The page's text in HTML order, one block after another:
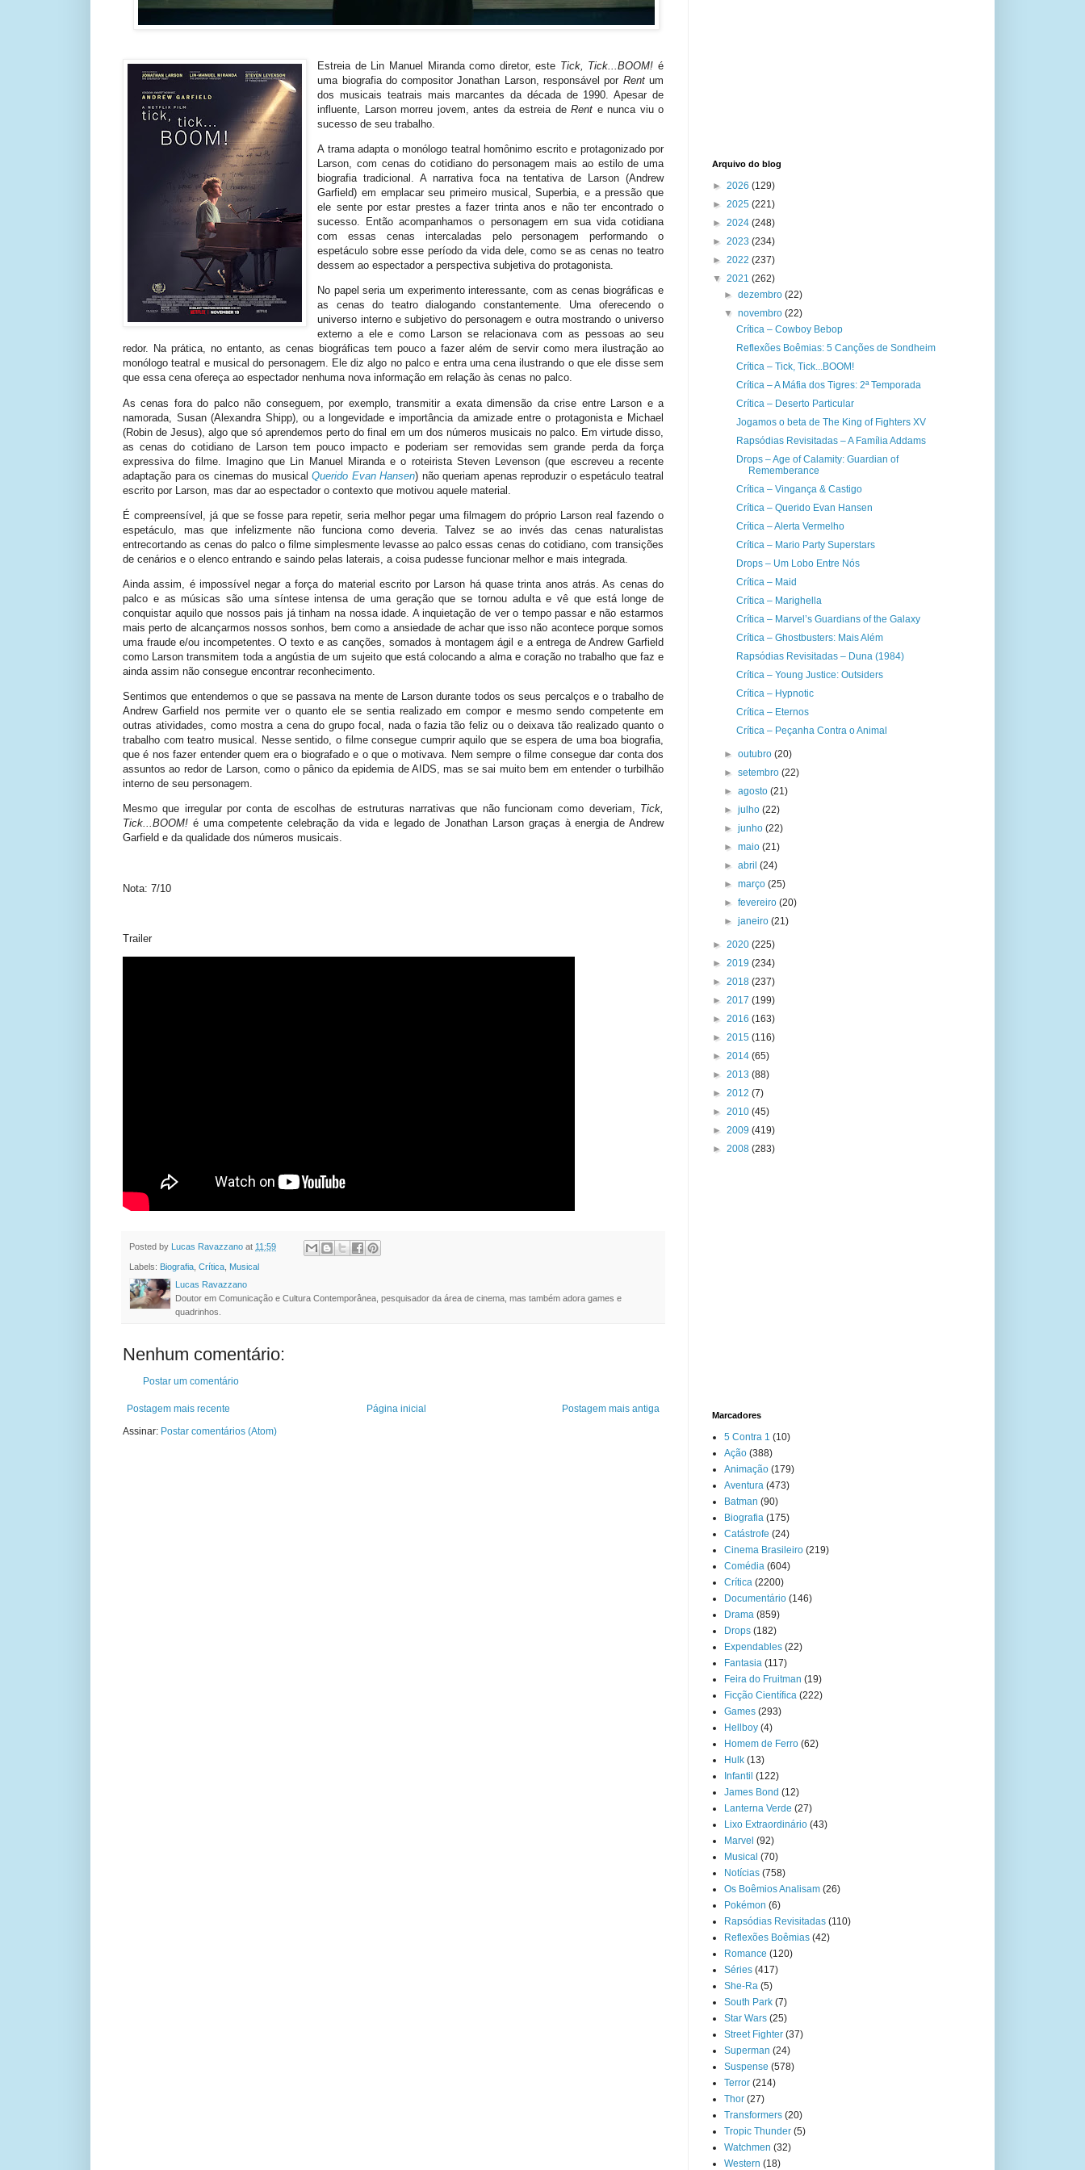
Estreia de Lin Manuel Miranda como diretor, este Tick, Tick...BOOM! é
uma biografia do compositor Jonathan Larson, responsável por Rentum
dos musicais teatrais mais marcantes da década de 1990. Apesar de
influente, Larson morreu jovem, antes da estreia deRent e nunca viu o
sucesso de seu trabalho.
A trama adapta o monólogo teatral homônimo escrito e protagonizado por
Larson, com cenas do cotidiano do personagem mais ao estilo de uma
biografia tradicional. A narrativa foca na tentativa de Larson (Andrew
Garfield) em emplacar seu primeiro musical, Superbia, e a pressão que
ele sente por estar prestes a fazer trinta anos e não ter encontrado o
sucesso. Então acompanhamos o personagem em sua vida cotidiana
com essas cenas intercaladas pelo personagem performando o
espetáculo sobre esse período da vida dele, como se as cenas no teatro
dessem ao espectador a perspectiva subjetiva do protagonista.
No papel seria um experimento interessante, com as cenas biográficas e
as cenas do teatro dialogando constantemente. Uma oferecendo o
universo interno e subjetivo do personagem e outra mostrando o universo
externo a ele e como Larson se relacionava com as pessoas ao seu
redor. Na prática, no entanto, as cenas biográficas tem pouco a fazer além de servir como mera ilustração ao
monólogo teatral e musical do personagem. Ele diz algo no palco e entra uma cena ilustrando o que ele disse sem
que essa cena ofereça ao espectador nenhuma nova informação em relação às cenas no palco.
As cenas fora do palco não conseguem, por exemplo, transmitir a exata dimensão da crise entre Larson e a
namorada, Susan (Alexandra Shipp), ou a longevidade e importância da amizade entre o protagonista e Michael
(Robin de Jesus), algo que só aprendemos perto do final em um dos números musicais no palco. Em virtude disso,
as cenas do cotidiano de Larson tem pouco impacto e poderiam ser removidas sem grande perda da força
expressiva do filme. Imagino que Lin Manuel Miranda e o roteirista Steven Levenson (que escreveu a recente
adaptação para os cinemas do musicalQuerido Evan Hansen) não queriam apenas reproduzir o espetáculo teatral
escrito por Larson, mas dar ao espectador o contexto que motivou aquele material.
É compreensível, já que se fosse para repetir, seria melhor pegar uma filmagem do próprio Larson real fazendo o
espetáculo, mas que infelizmente não funciona como deveria. Talvez se ao invés das cenas naturalistas
entrecortando as cenas do palco o filme simplesmente levasse ao palco essas cenas do cotidiano, com transições
de cenários e o elenco entrando e saindo pelas laterais, a coisa pudesse funcionar melhor e mais integrada.
Ainda assim, é impossível negar a força do material escrito por Larson há quase trinta anos atrás. As cenas do
palco e as músicas são uma síntese intensa de uma geração que se tornou adulta e vê que está longe de
conquistar aquilo que nossos pais já tinham na nossa idade. A inquietação de ver o tempo passar e não estarmos
mais perto de alcançarmos nossos sonhos, bem como a ansiedade de achar que isso não acontece porque somos
uma fraude e/ou incompetentes. O texto e as canções, somados à montagem ágil e a entrega de Andrew Garfield
como Larson transmitem toda a angústia de um sujeito que está colocando a alma e coração no trabalho que faz e
ainda assim não consegue encontrar reconhecimento.
Sentimos que entendemos o que se passava na mente de Larson durante todos os seus percalços e o trabalho de
Andrew Garfield nos permite ver o quanto ele se sentia realizado em compor e mesmo sendo competente em
outras atividades, como mostra a cena do grupo focal, nada o fazia tão feliz ou o deixava tão realizado quanto o
trabalho com teatro musical. Nesse sentido, o filme consegue cumprir aquilo que se espera de uma boa biografia,
que é nos fazer entender quem era o biografado e o que o motivava. Nem sempre o filme consegue dar conta dos
assuntos ao redor de Larson, como o pânico da epidemia de AIDS, mas se sai muito bem em entender o turbilhão
interno de seu personagem.
Mesmo que irregular por conta de escolhas de estruturas narrativas que não funcionam como deveriam, Tick,
Tick...BOOM! é uma competente celebração da vida e legado de Jonathan Larson graças à energia de Andrew
Garfield e da qualidade dos números musicais.
Nota: 7/10
Trailer
Posted by Lucas Ravazzano at 11:59
Labels: Biografia Crítica Musical
Lucas Ravazzano
Doutor em Comunicação e Cultura Contemporânea, pesquisador da área de cinema, mas também adora games e
quadrinhos.
Nenhum comentário:
Postar um comentário
Postagem mais recente Postagem mais antiga
Página inicial
Assinar: Postar comentários (Atom)
Arquivo do blog
► 2026 (129)
► 2025 (221)
► 2024 (248)
► 2023 (234)
► 2022 (237)
▼ 2021 (262)
►dezembro(22)
▼novembro(22)
Crítica – Cowboy Bebop
Reflexões Boêmias: 5 Canções de Sondheim
Crítica – Tick, Tick...BOOM!
Crítica – A Máfia dos Tigres: 2ª Temporada
Crítica – Deserto Particular
Jogamos o beta de The King of Fighters XV
Rapsódias Revisitadas – A Família Addams
Drops – Age of Calamity: Guardian of
Rememberance
Crítica – Vingança & Castigo
Crítica – Querido Evan Hansen
Crítica – Alerta Vermelho
Crítica – Mario Party Superstars
Drops – Um Lobo Entre Nós
Crítica – Maid
Crítica – Marighella
Crítica – Marvel’s Guardians of the Galaxy
Crítica – Ghostbusters: Mais Além
Rapsódias Revisitadas – Duna (1984)
Crítica – Young Justice: Outsiders
Crítica – Hypnotic
Crítica – Eternos
Crítica – Peçanha Contra o Animal
►outubro(20)
►setembro(22)
►agosto(21)
►julho(22)
►junho(22)
►maio(21)
►abril(24)
►março(25)
►fevereiro(20)
►janeiro(21)
► 2020 (225)
► 2019 (234)
► 2018 (237)
► 2017 (199)
► 2016 (163)
► 2015 (116)
► 2014 (65)
► 2013 (88)
► 2012 (7)
► 2010 (45)
► 2009 (419)
► 2008 (283)
Marcadores
5 Contra 1 (10)
Ação (388)
Animação (179)
Aventura (473)
Batman (90)
Biografia (175)
Catástrofe (24)
Cinema Brasileiro (219)
Comédia (604)
Crítica (2200)
Documentário (146)
Drama (859)
Drops (182)
Expendables (22)
Fantasia (117)
Feira do Fruitman (19)
Ficção Científica (222)
Games (293)
Hellboy (4)
Homem de Ferro (62)
Hulk (13)
Infantil (122)
James Bond (12)
Lanterna Verde (27)
Lixo Extraordinário (43)
Marvel (92)
Musical (70)
Notícias (758)
Os Boêmios Analisam (26)
Pokémon (6)
Rapsódias Revisitadas (110)
Reflexões Boêmias (42)
Romance (120)
Séries (417)
She-Ra (5)
South Park (7)
Star Wars (25)
Street Fighter (37)
Superman (24)
Suspense (578)
Terror (214)
Thor (27)
Transformers (20)
Tropic Thunder (5)
Watchmen (32)
Western (18)